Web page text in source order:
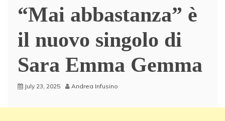
“Mai abbastanza” è
il nuovo singolo di
Sara Emma Gemma
July 23, 2025 Andrea Infusino